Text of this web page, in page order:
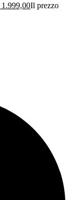
1.999,00Il prezzo